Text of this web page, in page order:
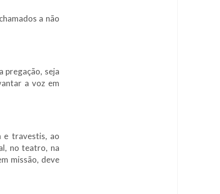
a não
pregação, seja
a voz em
e travestis, ao
no teatro, na
missão, deve